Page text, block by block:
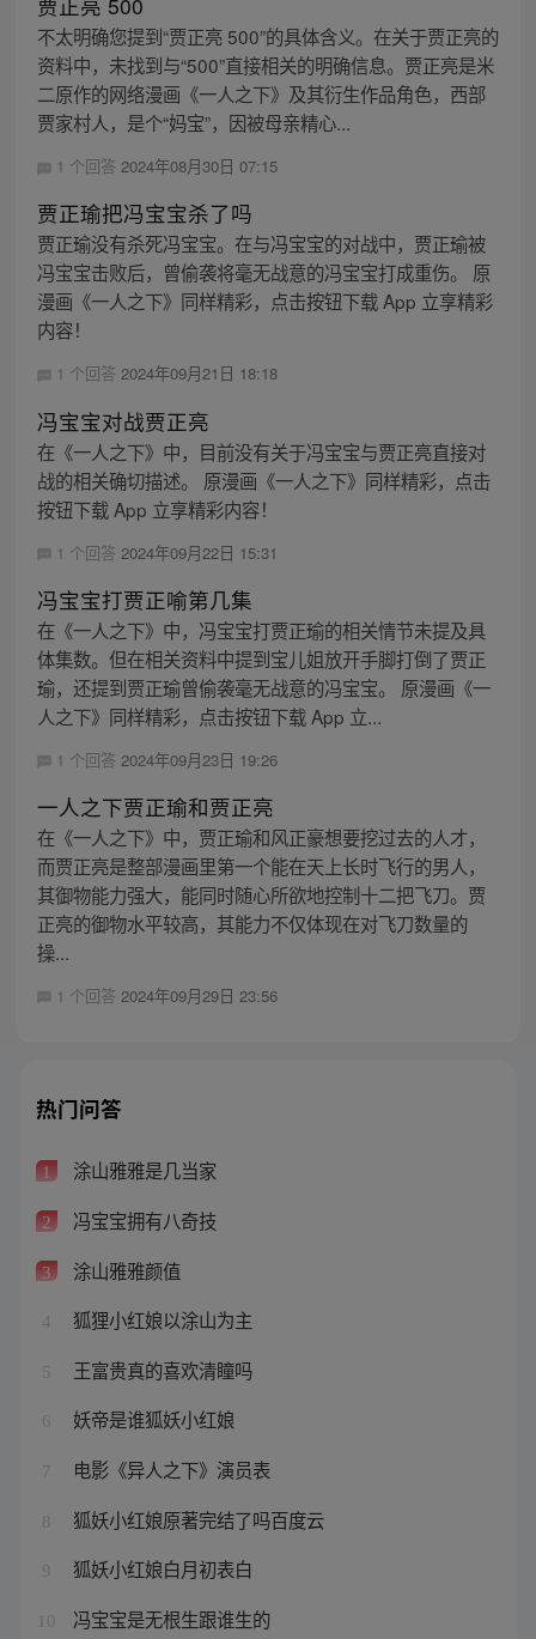
不太明确您提到“贾正亮 500”的具体含义。在关于贾正亮的
资料中，未找到与“500”直接相关的明确信息。贾正亮是米
二原作的网络漫画《一人之下》及其衍生作品角色，西部
贾家村人，是个“妈宝”，因被母亲精心...
1 个回答 2024年08月30日 07:15
贾正瑜把冯宝宝杀了吗
贾正瑜没有杀死冯宝宝。在与冯宝宝的对战中，贾正瑜被
冯宝宝击败后，曾偷袭将毫无战意的冯宝宝打成重伤。 原
漫画《一人之下》同样精彩，点击按钮下载 App 立享精彩
内容！
1 个回答 2024年09月21日 18:18
冯宝宝对战贾正亮
在《一人之下》中，目前没有关于冯宝宝与贾正亮直接对
战的相关确切描述。 原漫画《一人之下》同样精彩，点击
按钮下载 App 立享精彩内容！
1 个回答 2024年09月22日 15:31
冯宝宝打贾正喻第几集
在《一人之下》中，冯宝宝打贾正瑜的相关情节未提及具
体集数。但在相关资料中提到宝儿姐放开手脚打倒了贾正
瑜，还提到贾正瑜曾偷袭毫无战意的冯宝宝。 原漫画《一
人之下》同样精彩，点击按钮下载 App 立...
1 个回答 2024年09月23日 19:26
一人之下贾正瑜和贾正亮
在《一人之下》中，贾正瑜和风正豪想要挖过去的人才，
而贾正亮是整部漫画里第一个能在天上长时飞行的男人，
其御物能力强大，能同时随心所欲地控制十二把飞刀。贾
正亮的御物水平较高，其能力不仅体现在对飞刀数量的
操...
1 个回答 2024年09月29日 23:56
热门问答
1 涂山雅雅是几当家
2 冯宝宝拥有八奇技
3 涂山雅雅颜值
4 狐狸小红娘以涂山为主
5 王富贵真的喜欢清瞳吗
6 妖帝是谁狐妖小红娘
7 电影《异人之下》演员表
8 狐妖小红娘原著完结了吗百度云
9 狐妖小红娘白月初表白
10 冯宝宝是无根生跟谁生的